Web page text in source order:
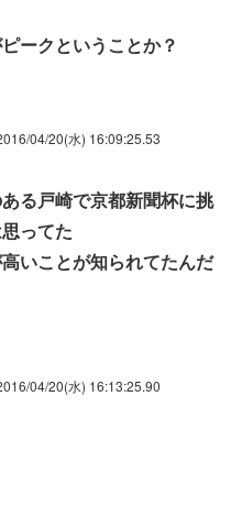
ークということか？
04/20(水) 16:09:25.53
る戸崎で京都新聞杯に挑
ってた
いことが知られてたんだ
04/20(水) 16:13:25.90